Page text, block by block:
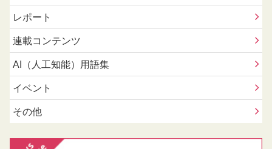
レポート
連載コンテンツ
AI（人工知能）用語集
イベント
その他